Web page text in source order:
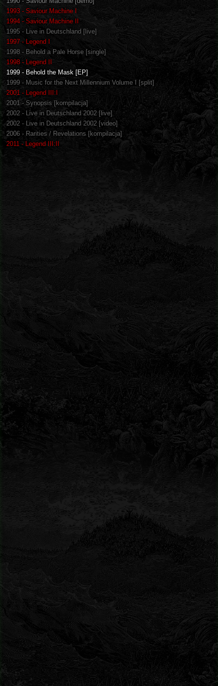
1993 - Saviour Machine I
1994 - Saviour Machine II
1995 - Live in Deutschland [live]
1997 - Legend I
1998 - Behold a Pale Horse [single]
1998 - Legend II
1999 - Behold the Mask [EP]
1999 - Music for the Next Millennium Volume I [split]
2001 - Legend III:I
2001 - Synopsis [kompilacja]
2002 - Live in Deutschland 2002 [live]
2002 - Live in Deutschland 2002 [video]
2006 - Rarities / Revelations [kompilacja]
2011 - Legend III:II